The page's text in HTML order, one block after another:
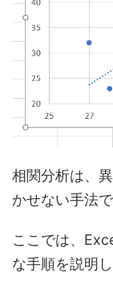
相関分析は、
かせない手法で
ここでは、
な手順を説明し